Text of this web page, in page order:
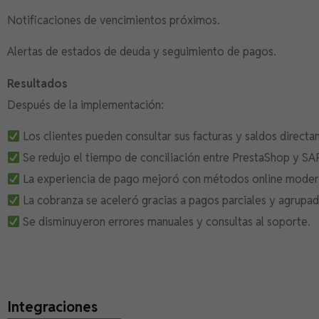
Notificaciones de vencimientos próximos.
Alertas de estados de deuda y seguimiento de pagos.
Resultados
Después de la implementación:
Los clientes pueden consultar sus facturas y saldos
Se redujo el tiempo de conciliación entre PrestaShop y
La experiencia de pago mejoró con métodos online
La cobranza se aceleró gracias a pagos parciales y
Se disminuyeron errores manuales y consultas al soporte.
Integraciones